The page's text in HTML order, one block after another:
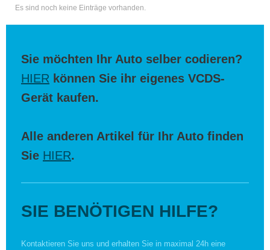
Es sind noch keine Einträge vorhanden.
Sie möchten Ihr Auto selber codieren?
HIER können Sie ihr eigenes VCDS-
Gerät kaufen.
Alle anderen Artikel für Ihr Auto finden
Sie HIER.
SIE BENÖTIGEN HILFE?
Kontaktieren Sie uns und erhalten Sie in maximal 24h eine